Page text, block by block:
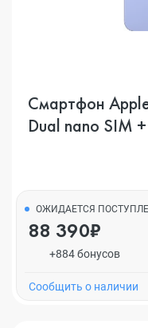
Смартфон
Dual nano SIM
ОЖИДАЕТСЯ
88 390₽
+884 бонусов
Cообщить о наличии